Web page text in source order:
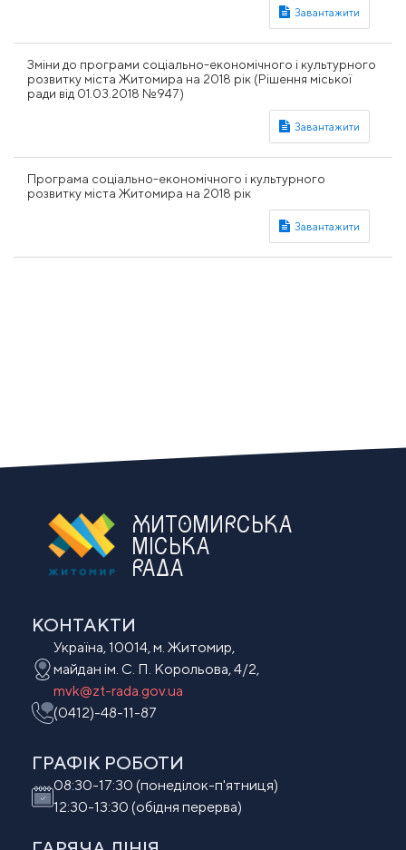
Зміни до програми соціально-економічного і культурного
розвитку міста Житомира на 2018 рік (Рішення міської
ради від 01.03.2018 №947)
Програма соціально-економічного і культурного
розвитку міста Житомира на 2018 рік
ЖИТОМИРСЬКА
МІСЬКА
РАДА
КОНТАКТИ
Україна, 10014, м. Житомир,
майдан ім. С. П. Корольова, 4/2,
mvk@zt-rada.gov.ua
(0412)-48-11-87
ГРАФІК РОБОТИ
08:30-17:30 (понеділок-п'ятниця)
12:30-13:30 (обідня перерва)